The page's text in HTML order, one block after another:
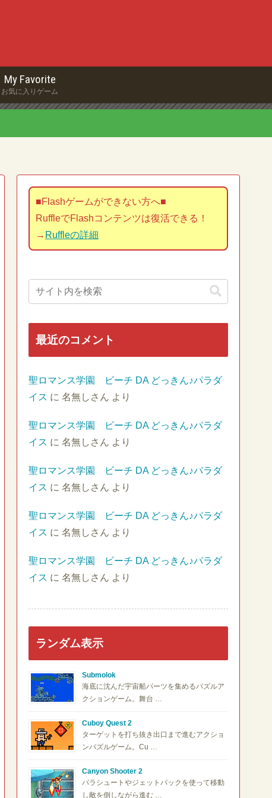
My Favorite
お気に入りゲーム
■Flashゲームができない方へ■
RuffleでFlashコンテンツは復活できる！
→ Ruffleの詳細
最近のコメント
聖ロマンス学園 ビーチ DA どっきん♪パラダ
イス に 名無しさん より
聖ロマンス学園 ビーチ DA どっきん♪パラダ
イス に 名無しさん より
聖ロマンス学園 ビーチ DA どっきん♪パラダ
イス に 名無しさん より
聖ロマンス学園 ビーチ DA どっきん♪パラダ
イス に 名無しさん より
聖ロマンス学園 ビーチ DA どっきん♪パラダ
イス に 名無しさん より
ランダム表示
Submolok
海底に沈んだ宇宙船パーツを集めるパズルア
クションゲーム。舞台 …
Cuboy Quest 2
ターゲットを打ち抜き出口まで進むアクショ
ンパズルゲーム。Cu …
Canyon Shooter 2
パラシュートやジェットパックを使って移動
し敵を倒しながら進む …